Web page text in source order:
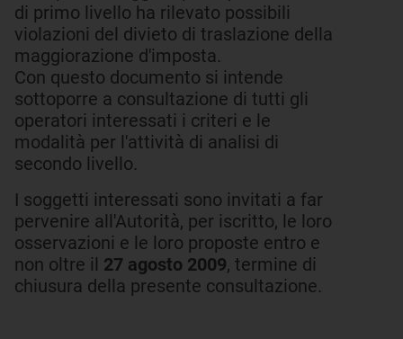
di primo livello ha rilevato possibili
violazioni del divieto di traslazione della
maggiorazione d'imposta.
Con questo documento si intende
sottoporre a consultazione di tutti gli
operatori interessati i criteri e le
modalità per l'attività di analisi di
secondo livello.
I soggetti interessati sono invitati a far
pervenire all'Autorità, per iscritto, le loro
osservazioni e le loro proposte entro e
non oltre il 27 agosto 2009, termine di
chiusura della presente consultazione.